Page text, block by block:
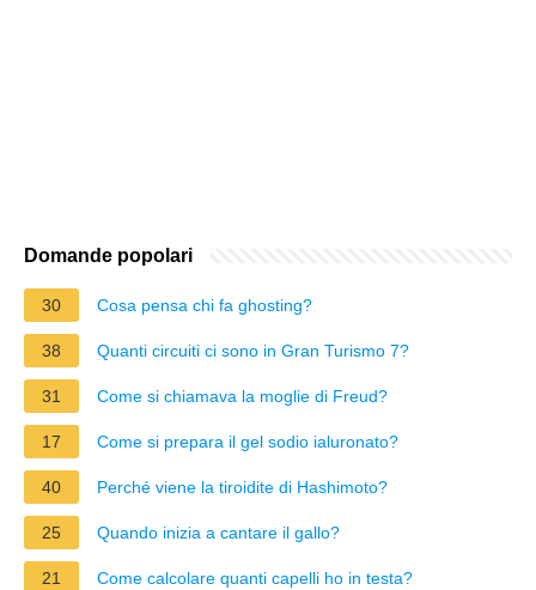
Domande popolari
30 Cosa pensa chi fa ghosting?
38 Quanti circuiti ci sono in Gran Turismo 7?
31 Come si chiamava la moglie di Freud?
17 Come si prepara il gel sodio ialuronato?
40 Perché viene la tiroidite di Hashimoto?
25 Quando inizia a cantare il gallo?
21 Come calcolare quanti capelli ho in testa?